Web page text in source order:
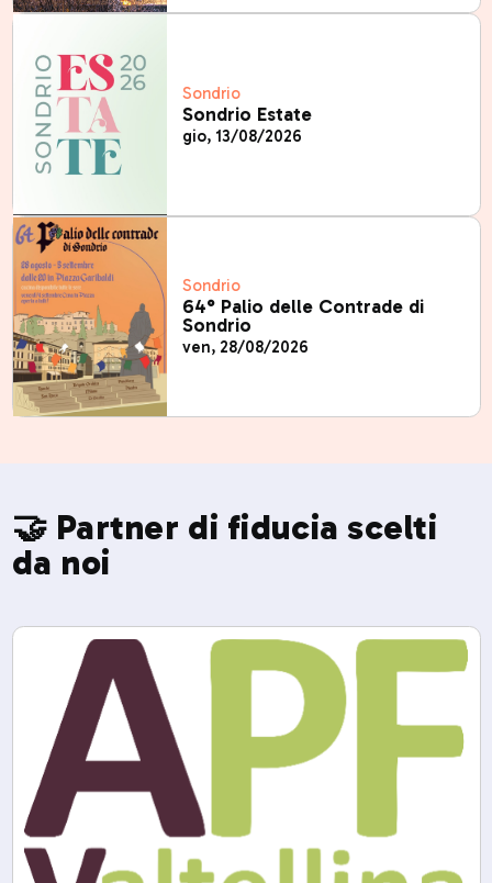
Sondrio
Sondrio Estate
gio, 13/08/2026
Sondrio
64° Palio delle Contrade di
Sondrio
ven, 28/08/2026
🤝 Partner di fiducia scelti
da noi